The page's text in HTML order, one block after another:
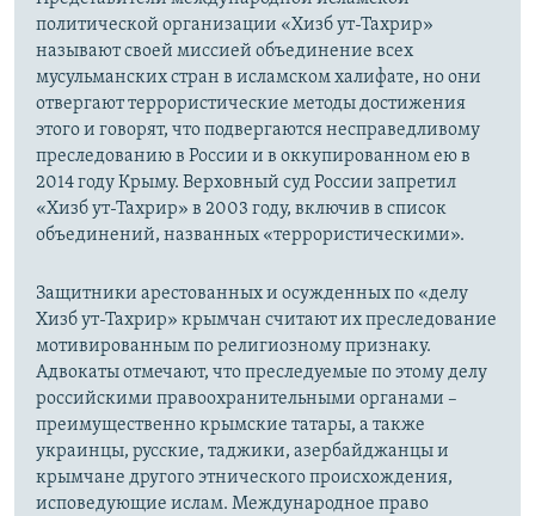
политической организации «Хизб ут-Тахрир»
называют своей миссией объединение всех
мусульманских стран в исламском халифате, но они
отвергают террористические методы достижения
этого и говорят, что подвергаются несправедливому
преследованию в России и в оккупированном ею в
2014 году Крыму. Верховный суд России запретил
«Хизб ут-Тахрир» в 2003 году, включив в список
объединений, названных «террористическими».
Защитники арестованных и осужденных по «делу
Хизб ут-Тахрир» крымчан считают их преследование
мотивированным по религиозному признаку.
Адвокаты отмечают, что преследуемые по этому делу
российскими правоохранительными органами –
преимущественно крымские татары, а также
украинцы, русские, таджики, азербайджанцы и
крымчане другого этнического происхождения,
исповедующие ислам. Международное право